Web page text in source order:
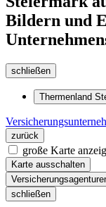
Bildern und
schließen
Thermenland
zurück
große Karte
Karte ausschalten
schließen